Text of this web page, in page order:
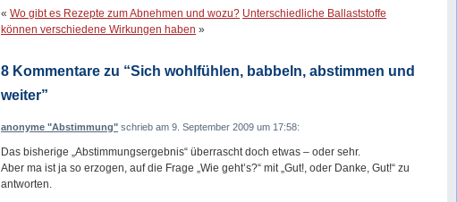
« Wo gibt es Rezepte zum Abnehmen und wozu? Unterschiedliche Ballaststoffe
können verschiedene Wirkungen haben »
8 Kommentare zu “Sich wohlfühlen, babbeln, abstimmen und
weiter”
anonyme "Abstimmung" schrieb am 9. September 2009 um 17:58:
Das bisherige „Abstimmungsergebnis“ überrascht doch etwas – oder sehr.
Aber ma ist ja so erzogen, auf die Frage „Wie geht’s?“ mit „Gut!, oder Danke, Gut!“ zu
antworten.